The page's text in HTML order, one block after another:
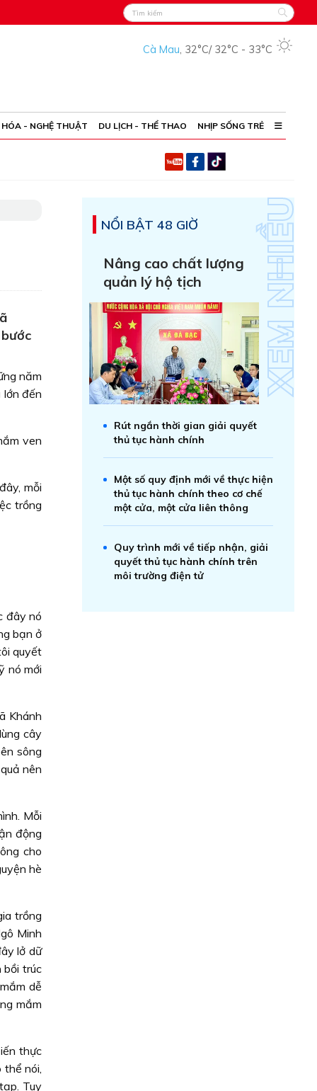
Cà Mau, 32°C/ 32°C - 33°C
- NGHỆ THUẬT DU LỊCH - THỂ THAO NHỊP SỐNG TRẺ
năm
lớn đến
ven
mỗi
trồng
đây nó
bạn ở
quyết
nó mới
Khánh
cây
sông
nên
Mỗi
động
cho
hè
trồng
Minh
lở dữ
bồi trúc
dễ
mắm
thực
thể nói,
Tuy
NỔI BẬT 48 GIỜ
Nâng cao chất lượng
quản lý hộ tịch
Rút ngắn thời gian giải quyết
thủ tục hành chính
Một số quy định mới về thực hiện
thủ tục hành chính theo cơ chế
một cửa, một cửa liên thông
Quy trình mới về tiếp nhận, giải
quyết thủ tục hành chính trên
môi trường điện tử